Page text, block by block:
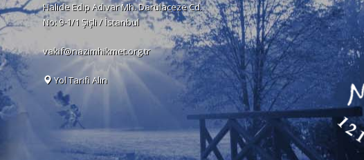
Halide Edip Adıvar Mh. Darülaceze Cd.
No: 9-1/1 Şişli / İstanbul
vakif@nazimhikmet.org.tr
Yol Tarifi Alın